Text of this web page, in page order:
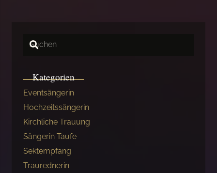
Kategorien
Eventsängerin
Hochzeitssängerin
Kirchliche Trauung
Sängerin Taufe
Sektempfang
Traurednerin